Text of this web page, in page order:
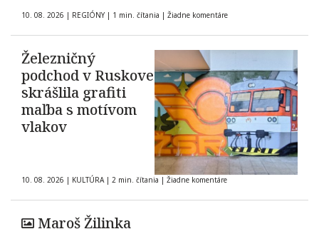
10. 08. 2026 | REGIÓNY | 1 min. čítania | Žiadne komentáre
Železničný
podchod v Ruskove
skrášlila grafiti
maľba s motívom
vlakov
10. 08. 2026 | KULTÚRA | 2 min. čítania | Žiadne komentáre
Maroš Žilinka